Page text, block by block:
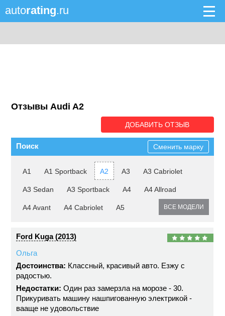
autorating.ru
Отзывы Audi A2
ДОБАВИТЬ ОТЗЫВ
Поиск Сменить марку
A1 A1 Sportback A2 A3 A3 Cabriolet
A3 Sedan A3 Sportback A4 A4 Allroad
A4 Avant A4 Cabriolet A5 ВСЕ МОДЕЛИ
Ford Kuga (2013)
Ольга
Достоинства: Классный, красивый авто. Езжу с
радостью.
Недостатки: Один раз замерзла на морозе - 30.
Прикуривать машину нашпигованную электрикой -
вааще не удовольствие